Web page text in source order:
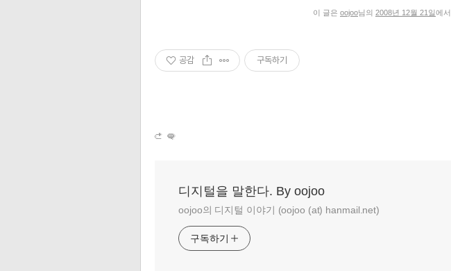
이 글은 oojoo님의 2008년 12월 21일에서
공감 구독하기
디지털을 말한다. By oojoo
oojoo의 디지털 이야기 (oojoo (at) hanmail.net)
구독하기